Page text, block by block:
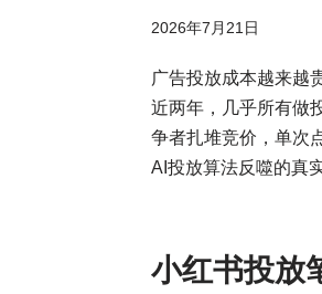
2026年7月21日
广告投放成本越来越
近两年，几乎所有做
争者扎堆竞价，单次
AI投放算法反噬的真
小红书投放